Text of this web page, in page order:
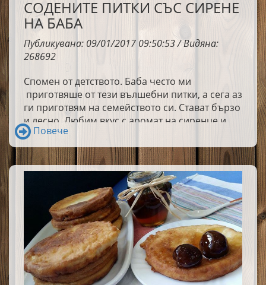
СОДЕНИТЕ ПИТКИ СЪС СИРЕНЕ
НА БАБА
Публикувана: 09/01/2017 09:50:53 / Видяна:
268692
Спомен от детството. Баба често ми
приготвяше от тези вълшебни питки, а сега аз
ги приготвям на семейството си. Стават бързо
и лесно. Любим вкус с аромат на сиренце и
масълце. Ще се радвам, ако ги опитате.
Повече